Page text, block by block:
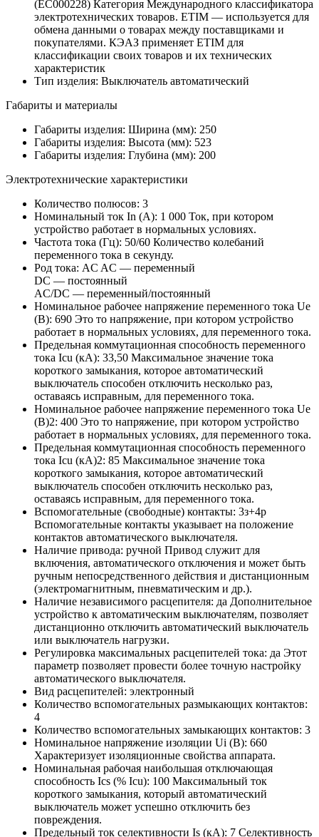
(EC000228) Категория Международного классификатора
электротехнических товаров. ETIM — используется для
обмена данными о товарах между поставщиками и
покупателями. КЭАЗ применяет ETIM для
классификации своих товаров и их технических
характеристик
Тип изделия: Выключатель автоматический
Габариты и материалы
Габариты изделия: Ширина (мм): 250
Габариты изделия: Высота (мм): 523
Габариты изделия: Глубина (мм): 200
Электротехнические характеристики
Количество полюсов: 3
Номинальный ток In (А): 1 000 Ток, при котором
устройство работает в нормальных условиях.
Частота тока (Гц): 50/60 Количество колебаний
переменного тока в секунду.
Род тока: AC AC — переменный
DC — постоянный
AC/DC — переменный/постоянный
Номинальное рабочее напряжение переменного тока Ue
(В): 690 Это то напряжение, при котором устройство
работает в нормальных условиях, для переменного тока.
Предельная коммутационная способность переменного
тока Icu (кА): 33,50 Максимальное значение тока
короткого замыкания, которое автоматический
выключатель способен отключить несколько раз,
оставаясь исправным, для переменного тока.
Номинальное рабочее напряжение переменного тока Ue
(В)2: 400 Это то напряжение, при котором устройство
работает в нормальных условиях, для переменного тока.
Предельная коммутационная способность переменного
тока Icu (кА)2: 85 Максимальное значение тока
короткого замыкания, которое автоматический
выключатель способен отключить несколько раз,
оставаясь исправным, для переменного тока.
Вспомогательные (свободные) контакты: 3з+4р
Вспомогательные контакты указывает на положение
контактов автоматического выключателя.
Наличие привода: ручной Привод служит для
включения, автоматического отключения и может быть
ручным непосредственного действия и дистанционным
(электромагнитным, пневматическим и др.).
Наличие независимого расцепителя: да Дополнительное
устройство к автоматическим выключателям, позволяет
дистанционно отключить автоматический выключатель
или выключатель нагрузки.
Регулировка максимальных расцепителей тока: да Этот
параметр позволяет провести более точную настройку
автоматического выключателя.
Вид расцепителей: электронный
Количество вспомогательных размыкающих контактов:
4
Количество вспомогательных замыкающих контактов: 3
Номинальное напряжение изоляции Ui (В): 660
Характеризует изоляционные свойства аппарата.
Номинальная рабочая наибольшая отключающая
способность Ics (% Icu): 100 Максимальный ток
короткого замыкания, который автоматический
выключатель может успешно отключить без
повреждения.
Предельный ток селективности Is (кА): 7 Селективность